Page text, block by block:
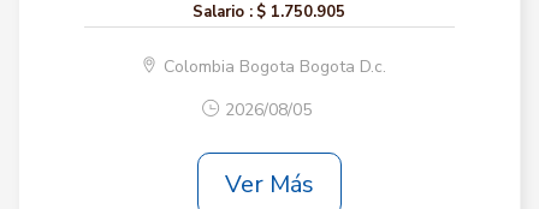
Salario : $ 1.750.905
Colombia Bogota Bogota D.c.
2026/08/05
Ver Más